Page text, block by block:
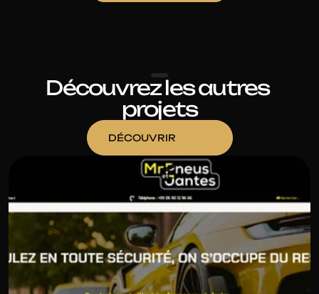
Découvrez les autres
projets
DÉCOUVRIR